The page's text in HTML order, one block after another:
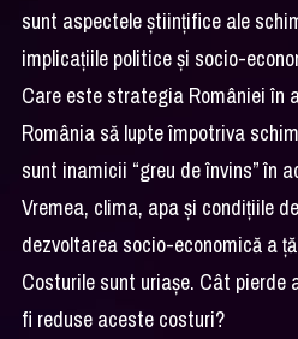
sunt aspectele științifice ale
implicațiile politice și socio-
Care este strategia României în
România să lupte împotriva
sunt inamicii “greu de învins” în
Vremea, clima, apa şi condiţiile
dezvoltarea socio-economică a
Costurile sunt uriaşe. Cât pierde
fi reduse aceste costuri?